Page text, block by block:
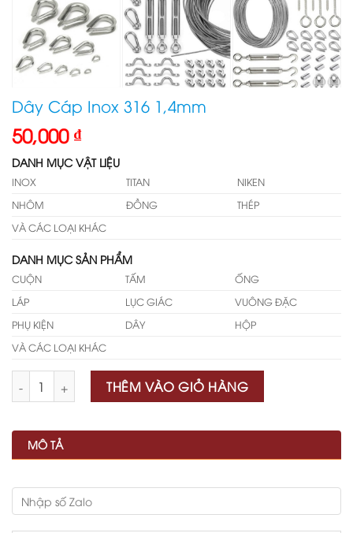
Dây Cáp Inox 316 1,4mm
50,000 ₫
DANH MỤC VẬT LIỆU
INOX TITAN
NIKEN
NHÔM
ĐỒNG
THÉP
VÀ CÁC LOẠI KHÁC
DANH MỤC SẢN PHẨM
CUỘN TẤM
ỐNG
LÁP
LỤC GIÁC
VUÔNG ĐẶC
PHỤ KIỆN
DÂY
HỘP
VÀ CÁC LOẠI KHÁC
Số lượng THÊM VÀO GIỎ HÀNG
MÔ TẢ